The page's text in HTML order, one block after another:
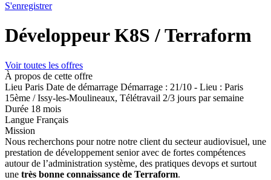
S'enregistrer
Développeur K8S / Terraform
Voir toutes les offres
À propos de cette offre
Lieu Paris Date de démarrage Démarrage : 21/10 - Lieu : Paris
15ème / Issy-les-Moulineaux, Télétravail 2/3 jours par semaine
Durée 18 mois
Langue Français
Mission
Nous recherchons pour notre notre client du secteur audiovisuel, une
prestation de développement senior avec de fortes compétences
autour de l’administration système, des pratiques devops et surtout
une très bonne connaissance de Terraform.